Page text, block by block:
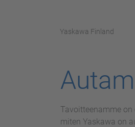
Yaskawa Finland
Tavoitteenamme
miten Yaskawa on